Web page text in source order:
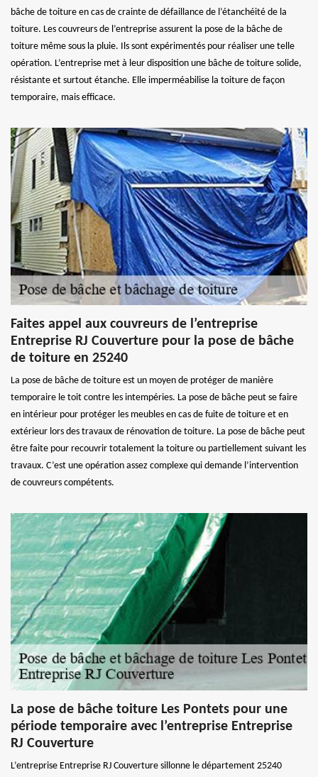
bâche de toiture en cas de crainte de défaillance de l’étanchéité de la
toiture. Les couvreurs de l’entreprise assurent la pose de la bâche de
toiture même sous la pluie. Ils sont expérimentés pour réaliser une telle
opération. L’entreprise met à leur disposition une bâche de toiture solide,
résistante et surtout étanche. Elle imperméabilise la toiture de façon
temporaire, mais efficace.
Faites appel aux couvreurs de l’entreprise
Entreprise RJ Couverture pour la pose de bâche
de toiture en 25240
La pose de bâche de toiture est un moyen de protéger de manière
temporaire le toit contre les intempéries. La pose de bâche peut se faire
en intérieur pour protéger les meubles en cas de fuite de toiture et en
extérieur lors des travaux de rénovation de toiture. La pose de bâche peut
être faite pour recouvrir totalement la toiture ou partiellement suivant les
travaux. C’est une opération assez complexe qui demande l’intervention
de couvreurs compétents.
La pose de bâche toiture Les Pontets pour une
période temporaire avec l’entreprise Entreprise
RJ Couverture
L’entreprise Entreprise RJ Couverture sillonne le département 25240